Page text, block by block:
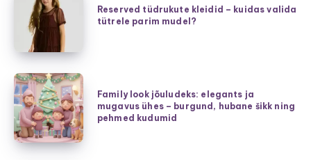
tüdrukute
kleidid
kuidas
valida
tütrele
parim
mudel?
Reserved tüdrukute kleidid – kuidas valida
tütrele parim mudel?
Family
look
jõuludeks:
elegants
Family look jõuludeks: elegants ja
mugavus ühes – burgund, hubane šikk ning
pehmed kudumid